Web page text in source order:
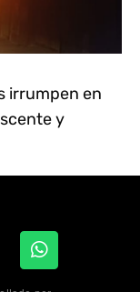
irrumpen en
y